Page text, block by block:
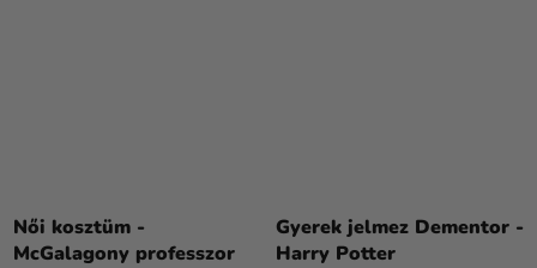
Női kosztüm -
McGalagony professzor
Gyerek jelmez Dementor -
Harry Potter